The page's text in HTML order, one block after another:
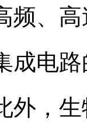
频、
成电
外，